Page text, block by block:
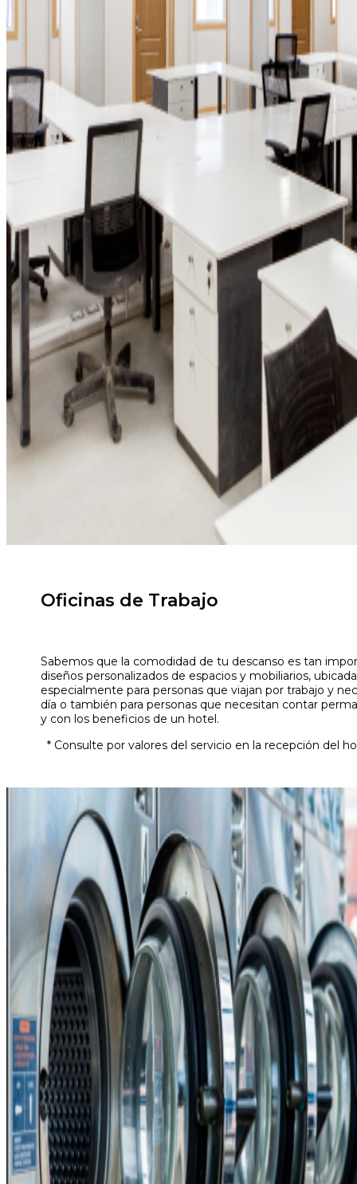
Oficinas de Trabajo
Sabemos que la comodidad de tu descanso es tan
diseños personalizados de espacios y mobiliarios,
especialmente para personas que viajan por trabajo y
día o también para personas que necesitan contar
y con los beneficios de un hotel.
* Consulte por valores del servicio en la recepción del